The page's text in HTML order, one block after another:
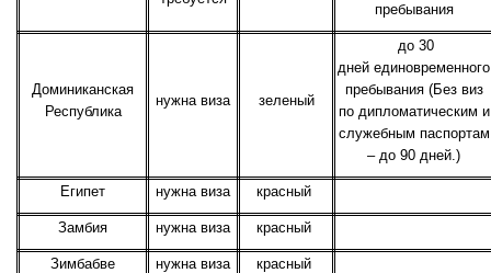
пребывания
Доминиканская
Республика
нужна виза зеленый
до 30
дней единовременного
пребывания (Без виз
по дипломатическим и
служебным паспортам
– до 90 дней.)
Египет нужна виза красный
Замбия нужна виза красный
Зимбабве нужна виза красный